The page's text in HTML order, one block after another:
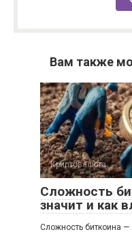
Вам также
Криптовалюта
Сложность
значит и как
Сложность биткоина —